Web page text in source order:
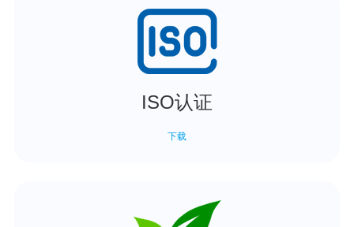
ISO认证
下载